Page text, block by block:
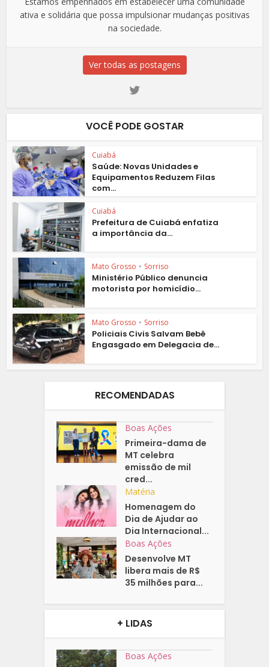
ativa e solidária que possa impulsionar mudanças positivas
na sociedade.
Ver todas as postagens
VOCÊ PODE GOSTAR
Cuiabá
Saúde: Novas Unidades e
Equipamentos Reduzem Filas
com...
Cuiabá
Prefeitura de Cuiabá enfatiza
a importância da...
Mato Grosso • Sorriso
Ministério Público denuncia
motorista por homicídio...
Mato Grosso • Sorriso
Policiais Civis Salvam Bebê
Engasgado em Delegacia de...
RECOMENDADAS
Boas Ações
Primeira-dama de
MT celebra
emissão de mil
cred...
Matéria
Homenagem do
Dia de Ajudar ao
Dia Internacional...
Boas Ações
Desenvolve MT
libera mais de R$
35 milhões para...
+ LIDAS
Boas Ações